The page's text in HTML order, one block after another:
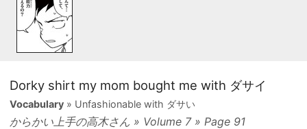
Dorky shirt my mom bought me with ダサイ
Vocabulary» Unfashionable with ダサい
からかい上手の高木さん » Volume 7 » Page 91